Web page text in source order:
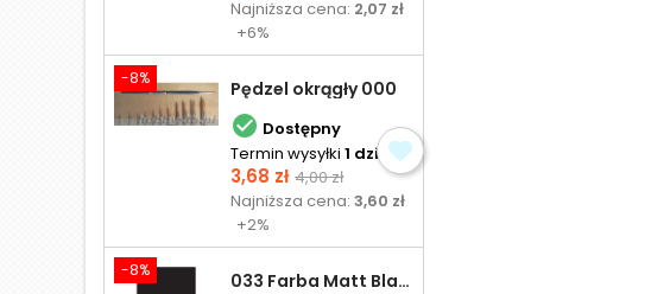
podstawowa
Najniższa cena: 2,07 zł
+6%
-8% Pędzel okrągły 000
 Dostępny
Termin wysyłki 1 dzień
Cena
3,68 zł Cena
podstawowa
4,00 zł
Najniższa cena:3,60 zł
+2%
-8% 033 Farba Matt Black - olejna